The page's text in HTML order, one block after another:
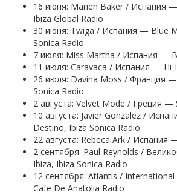
16 июня: Marien Baker / Испания
Ibiza Global Radio
30 июня: Twiga / Испания — Blue
Sonica Radio
7 июля: Miss Martha / Испания —
11 июля: Caravaca / Испания — Hï
26 июля: Davina Moss / Франция —
Sonica Radio
2 августа: Velvet Mode / Греция —
10 августа: Javier Gonzalez /
Destino, Ibiza Sonica Radio
22 августа: Rebeca Ark / Испания
2 сентября: Paul Reynolds /
Ibiza, Ibiza Sonica Radio
12 сентября: Atlantis /
Cafe De Anatolia Radio